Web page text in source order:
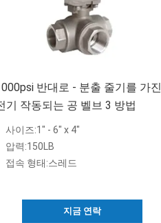
반대로 - 분출 줄기를 가진
기 작동되는 공 벨브 3 방법
사이즈:1" - 6" x 4"
압력:150LB
접속 형태:스레드
지금 연락